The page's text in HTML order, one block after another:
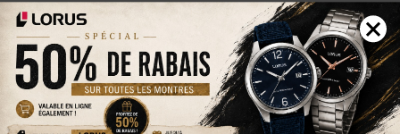
FEMME
HOMME